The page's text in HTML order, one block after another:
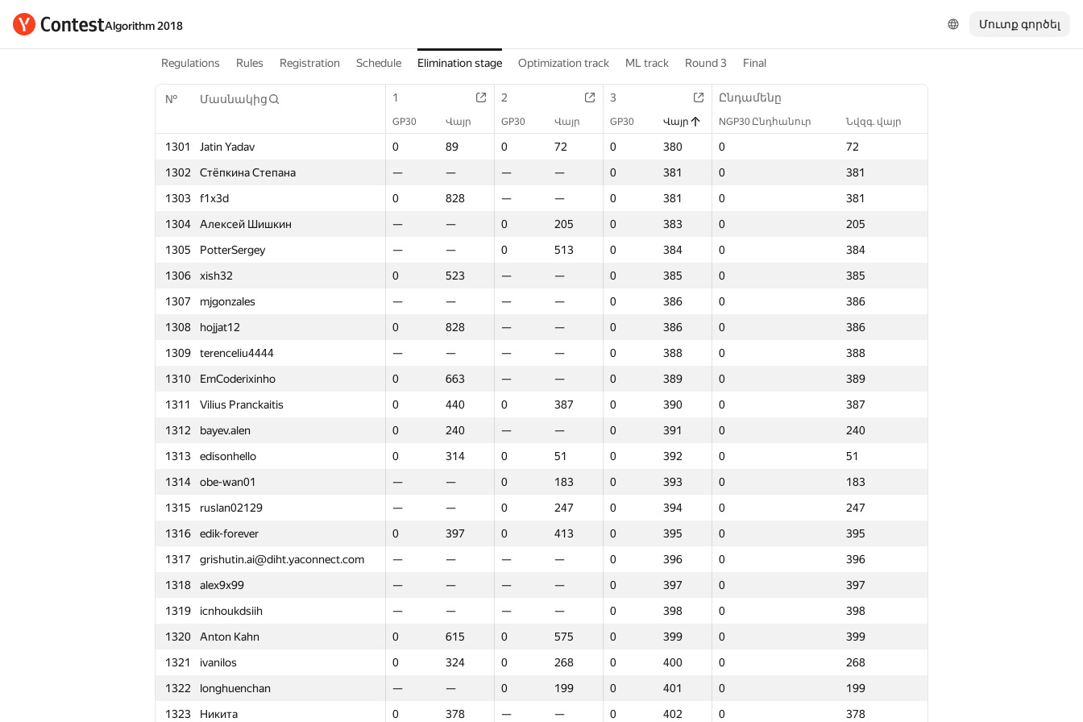
Algorithm 2018 Մուտք գործել
Regulations Rules Registration Schedule Elimination stage Optimization track ML track Round 3 Final
№ Մասնակից 1 2 3 Ընդամենը
GP30 Վայր GP30 Վայր GP30 Վայր NGP30 Ընդհանուր Նվզգ. վայր
1301 Jatin Yadav 0 89 0 72 0 380 0
72
1302
Стёпкина Степана — — — — 0 381 0
381
1303
f1x3d 0 828 — — 0 381 0
381
1304
Алексей Шишкин — — 0 205 0 383 0
205
1305
PotterSergey — — 0 513 0 384 0
384
1306
xish32 0 523 — — 0 385 0
385
1307
mjgonzales — — — — 0 386 0
386
1308
hojjat12 0 828 — — 0 386 0
386
1309
terenceliu4444 — — — — 0 388 0
388
1310
EmCoderixinho 0 663 — — 0 389 0
389
1311
Vilius Pranckaitis 0 440 0 387 0 390 0
387
1312
bayev.alen 0 240 — — 0 391 0
240
1313
edisonhello 0 314 0 51 0 392 0
51
1314
obe-wan01 — — 0 183 0 393 0
183
1315
ruslan02129 — — 0 247 0 394 0
247
1316
edik-forever 0 397 0 413 0 395 0
395
1317
grishutin.ai@diht.yaconnect.com — — — — 0 396 0
396
1318
alex9x99 — — — — 0 397 0
397
1319
icnhoukdsiih — — — — 0 398 0
398
1320
Anton Kahn 0 615 0 575 0 399 0
399
1321
ivanilos 0 324 0 268 0 400 0
268
1322
longhuenchan — — 0 199 0 401 0
199
1323
Никита 0 378 — — 0 402 0
378
№ Մասնակից 2 3 Ընդամենը
GP30 Վայր GP30 Վայր NGP30 Ընդհանուր Նվզգ. վայր